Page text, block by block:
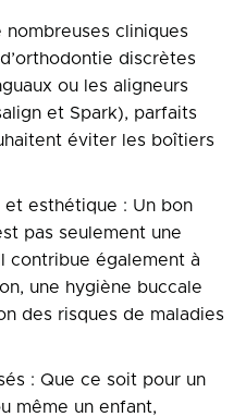
nombreuses cliniques
discrètes
ou les aligneurs
et Spark), parfaits
éviter les boîtiers
esthétique : Un bon
pas seulement une
contribue également à
une hygiène buccale
des risques de maladies
: Que ce soit pour un
même un enfant,